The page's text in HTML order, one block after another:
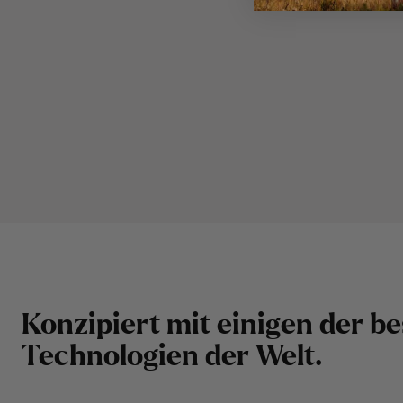
Konzipiert mit einigen der be
Technologien der Welt.